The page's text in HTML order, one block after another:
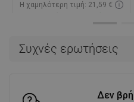
Συχνές ερωτήσεις
Δεν
Η χαμηλότερη τιμή: 21,59 €